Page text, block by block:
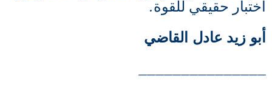
اختبار حقيقي للقوة.
أبو زيد عادل القاضي
_______________